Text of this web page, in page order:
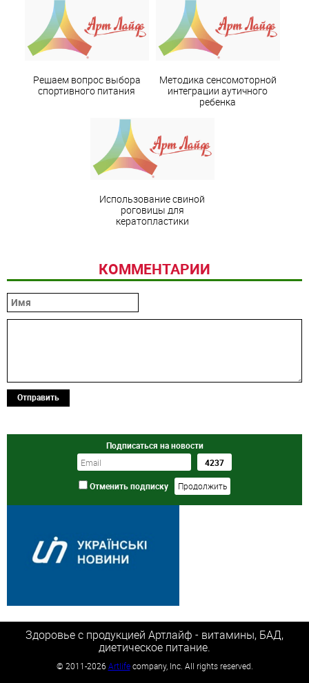
Решаем вопрос выбора
спортивного питания
Методика сенсомоторной
интеграции аутичного
ребенка
Использование свиной
роговицы для
кератопластики
КОММЕНТАРИИ
Отправить
Подписаться на новости
Отменить подписку
Здоровье с продукцией Артлайф - витамины, БАД,
диетическое питание.
© 2011-2026 Artlifecompany, Inc. All rights reserved.